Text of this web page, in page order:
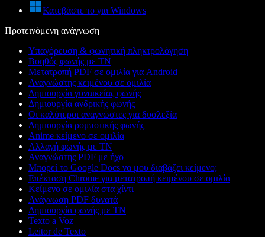
Κατεβάστε το για Windows
Προτεινόμενη ανάγνωση
Υπαγόρευση & φωνητική πληκτρολόγηση
Βοηθός φωνής με ΤΝ
Μετατροπή PDF σε ομιλία για Android
Αναγνώστης κειμένου σε ομιλία
Δημιουργία γυναικείας φωνής
Δημιουργία ανδρικής φωνής
Οι καλύτεροι αναγνώστες για δυσλεξία
Δημιουργία ρομποτικής φωνής
Anime κείμενο σε ομιλία
Αλλαγή φωνής με ΤΝ
Αναγνώστης PDF με ήχο
Μπορεί το Google Docs να μου διαβάζει κείμενο;
Επέκταση Chrome για μετατροπή κειμένου σε ομιλία
Κείμενο σε ομιλία στα χίντι
Ανάγνωση PDF δυνατά
Δημιουργία φωνής με ΤΝ
Texto a Voz
Leitor de Texto